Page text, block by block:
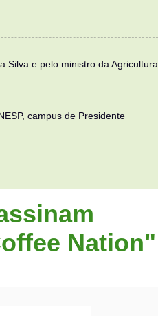
e pelo ministro da Agricultura,
campus de Presidente
Nation"